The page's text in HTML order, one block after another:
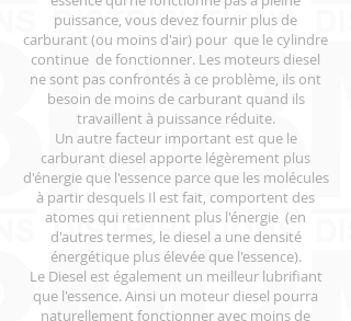
puissance, vous devez fournir plus de
carburant (ou moins d'air) pour que le cylindre
continue de fonctionner. Les moteurs diesel
ne sont pas confrontés à ce problème, ils ont
besoin de moins de carburant quand ils
travaillent à puissance réduite.
Un autre facteur important est que le
carburant diesel apporte légèrement plus
d'énergie que l'essence parce que les molécules
à partir desquels Il est fait, comportent des
atomes qui retiennent plus l'énergie (en
d'autres termes, le diesel a une densité
énergétique plus élevée que l'essence).
Le Diesel est également un meilleur lubrifiant
que l'essence. Ainsi un moteur diesel pourra
naturellement fonctionner avec moins de